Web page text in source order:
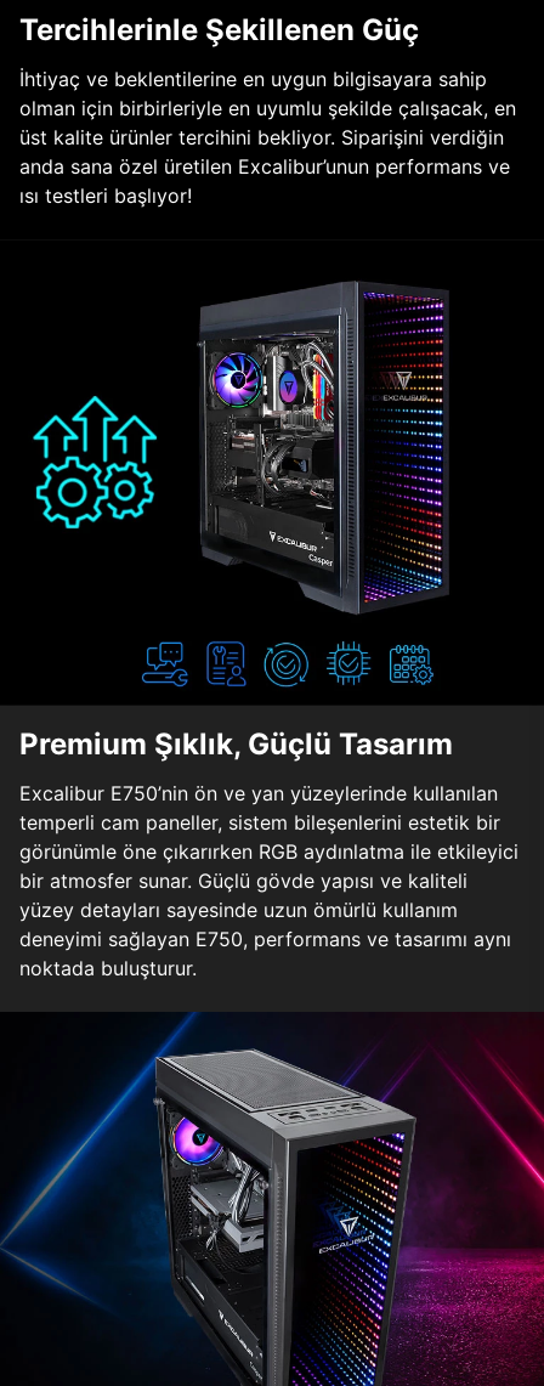
Tercihlerinle Şekillenen Güç
İhtiyaç ve beklentilerine en uygun bilgisayara sahip
olman için birbirleriyle en uyumlu şekilde çalışacak, en
üst kalite ürünler tercihini bekliyor. Siparişini verdiğin
anda sana özel üretilen Excalibur’unun performans ve
ısı testleri başlıyor!
Premium Şıklık, Güçlü Tasarım
Excalibur E750’nin ön ve yan yüzeylerinde kullanılan
temperli cam paneller, sistem bileşenlerini estetik bir
görünümle öne çıkarırken RGB aydınlatma ile etkileyici
bir atmosfer sunar. Güçlü gövde yapısı ve kaliteli
yüzey detayları sayesinde uzun ömürlü kullanım
deneyimi sağlayan E750, performans ve tasarımı aynı
noktada buluşturur.